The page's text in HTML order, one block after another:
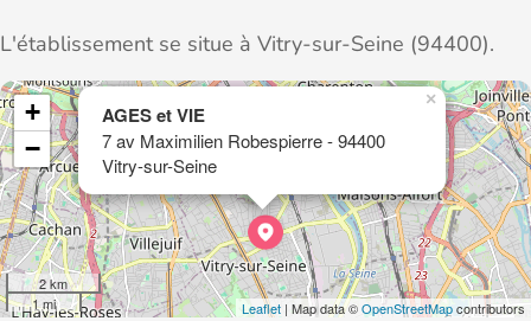
L'établissement se situe à Vitry-sur-Seine (94400).
AGES et VIE
7 av Maximilien Robespierre - 94400
Vitry-sur-Seine
×
+
−
2 km
1 mi
Leaflet | Map data ©OpenStreetMapcontributors